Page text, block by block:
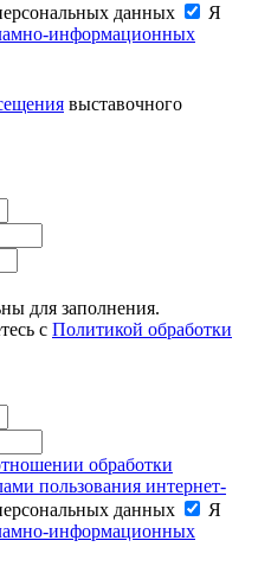
данных
Я
информационных
выставочного
для заполнения.
с Политикой обработки
обработки
пользования интернет-
данных
Я
информационных